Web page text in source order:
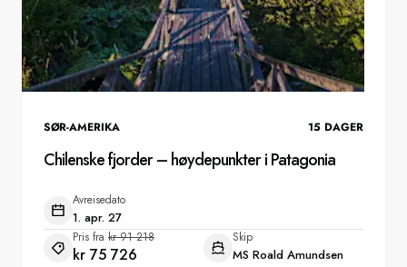
SØR-AMERIKA 15 DAGER
Chilenske fjorder – høydepunkter i Patagonia
Avreisedato
1. apr. 27
Pris fra kr 91 218
kr 75 726
Skip
MS Roald Amundsen